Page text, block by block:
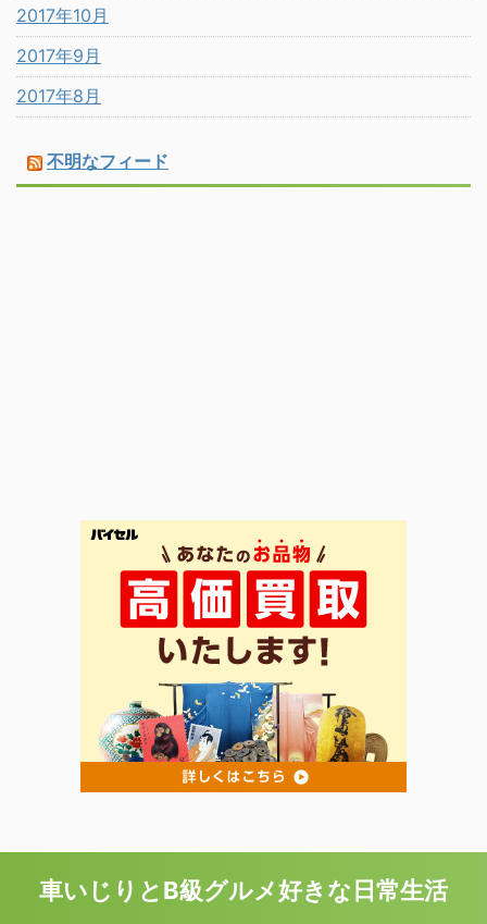
2017年10月
2017年9月
2017年8月
不明なフィード
車いじりとB級グルメ好きな日常生活